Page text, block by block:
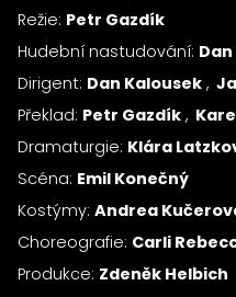
Režie: Petr Gazdík
Hudební nastudování:
Dirigent: Dan Kalousek
Překlad: Petr Gazdík
Dramaturgie: Klára
Scéna: Emil Konečný
Kostýmy: Andrea
Choreografie: Carli
Produkce: Zdeněk Helbich